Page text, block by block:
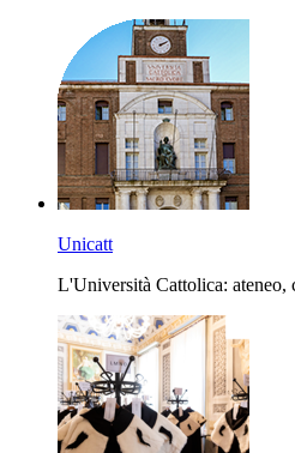
Unicatt
L'Università Cattolica: ateneo,